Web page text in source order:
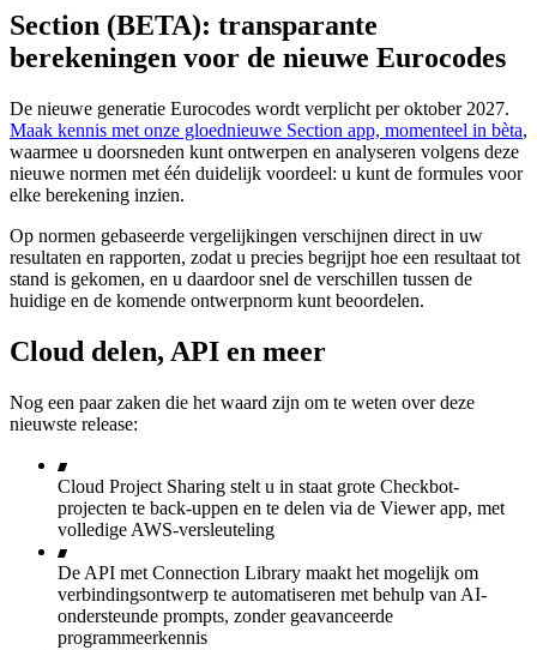
Section (BETA): transparante
berekeningen voor de nieuwe Eurocodes
De nieuwe generatie Eurocodes wordt verplicht per oktober 2027.
Maak kennis met onze gloednieuwe Section app, momenteel in bèta,
waarmee u doorsneden kunt ontwerpen en analyseren volgens deze
nieuwe normen met één duidelijk voordeel: u kunt de formules voor
elke berekening inzien.
Op normen gebaseerde vergelijkingen verschijnen direct in uw
resultaten en rapporten, zodat u precies begrijpt hoe een resultaat tot
stand is gekomen, en u daardoor snel de verschillen tussen de
huidige en de komende ontwerpnorm kunt beoordelen.
Cloud delen, API en meer
Nog een paar zaken die het waard zijn om te weten over deze
nieuwste release:
Cloud Project Sharing stelt u in staat grote Checkbot-
projecten te back-uppen en te delen via de Viewer app, met
volledige AWS-versleuteling
De API met Connection Library maakt het mogelijk om
verbindingsontwerp te automatiseren met behulp van AI-
ondersteunde prompts, zonder geavanceerde
programmeerkennis